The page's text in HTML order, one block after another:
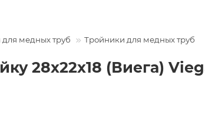
медных труб Тройники для медных труб
28х22х18 (Виега)